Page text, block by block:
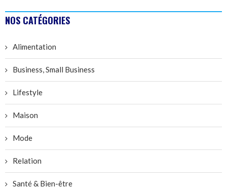
NOS CATÉGORIES
Alimentation
Business, Small Business
Lifestyle
Maison
Mode
Relation
Santé & Bien-être